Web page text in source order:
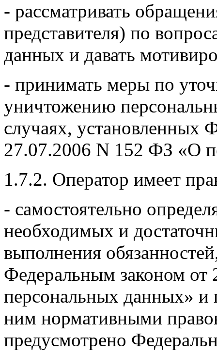
- рассматривать
представителя) по
данных и давать
- принимать меры по
уничтожению
случаях, установленных
27.07.2006 N 152 ФЗ «О
1.7.2. Оператор имеет
- самостоятельно
необходимых и
выполнения
Федеральным законом
персональных данных» и
ним нормативными
предусмотрено